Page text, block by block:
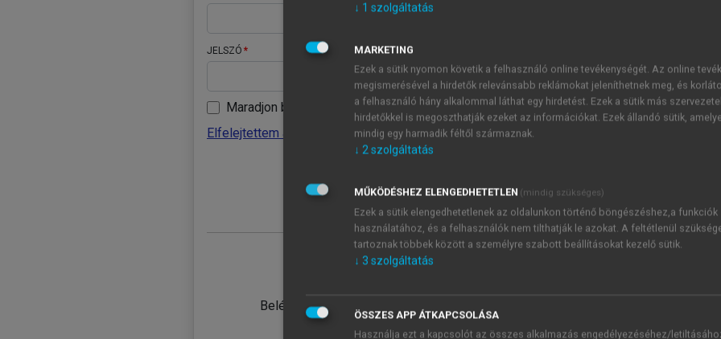
JELSZÓ
Maradjon belépve
Elfelejtettem a jelszavamat
Belépés intézményi azonosítóval
JELSZÓ
Kérek értesítést a MeRSZ
Kérek értesítést az
↓ 1 szolgáltatás
MARKETING
Ezek a sütik nyomon követik a felhasználó online tevékenységét. Az online
megismerésével a hirdetők relevánsabb reklámokat jeleníthetnek meg, és
a felhasználó hány alkalommal láthat egy hirdetést. Ezek a sütik más
hirdetőkkel is megoszthatják ezeket az információkat. Ezek állandó sütik,
mindig egy harmadik féltől származnak.
↓ 2szolgáltatás
MŰKÖDÉSHEZ ELENGEDHETETLEN (mindig szükséges)
Ezek a sütik elengedhetetlenek az oldalunkon történő böngészéshez,a funkciók
használatához, és a felhasználók nem tilthatják le azokat. A feltétlenül
tartoznak többek között a személyre szabott beállításokat kezelő sütik.
↓ 3 szolgáltatás
ÖSSZES APP ÁTKAPCSOLÁSA
Használja ezt a kapcsolót az összes alkalmazás engedélyezéséhez/